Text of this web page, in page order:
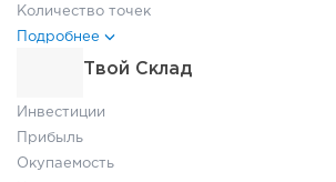
Количество точек
Подробнее
Твой Склад
Инвестиции
Прибыль
Окупаемость